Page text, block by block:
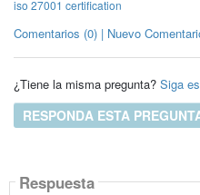
iso 27001 certification
Comentarios (0) | Nuevo
¿Tiene la misma pregunta? Siga
RESPONDA ESTA
Respuesta